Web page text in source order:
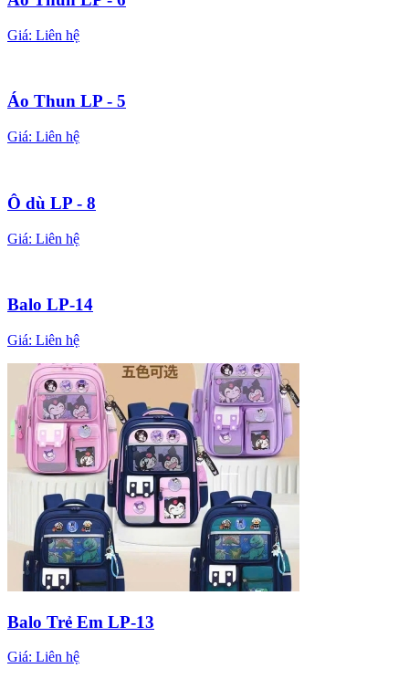
Giá: Liên hệ
Áo Thun LP - 5
Giá: Liên hệ
Ô dù LP - 8
Giá: Liên hệ
Balo LP-14
Giá: Liên hệ
Balo Trẻ Em LP-13
Giá: Liên hệ